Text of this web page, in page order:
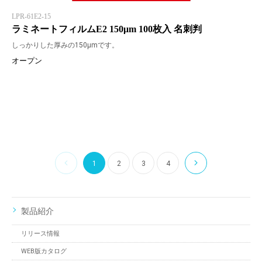
LPR-61E2-15
ラミネートフィルムE2 150μm 100枚入 名刺判
しっかりした厚みの150μmです。
オープン
1 2 3 4
製品紹介
リリース情報
WEB版カタログ